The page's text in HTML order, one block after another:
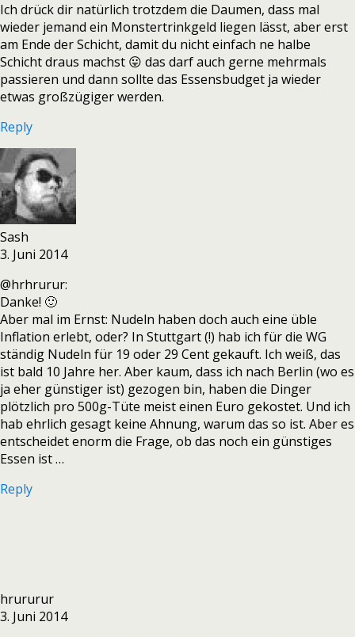
Ich drück dir natürlich trotzdem die Daumen, dass mal
wieder jemand ein Monstertrinkgeld liegen lässt, aber erst
am Ende der Schicht, damit du nicht einfach ne halbe
Schicht draus machst 😛 das darf auch gerne mehrmals
passieren und dann sollte das Essensbudget ja wieder
etwas großzügiger werden.
Reply
Sash
3. Juni 2014
@hrhrurur:
Danke! 🙂
Aber mal im Ernst: Nudeln haben doch auch eine üble
Inflation erlebt, oder? In Stuttgart (!) hab ich für die WG
ständig Nudeln für 19 oder 29 Cent gekauft. Ich weiß, das
ist bald 10 Jahre her. Aber kaum, dass ich nach Berlin (wo es
ja eher günstiger ist) gezogen bin, haben die Dinger
plötzlich pro 500g-Tüte meist einen Euro gekostet. Und ich
hab ehrlich gesagt keine Ahnung, warum das so ist. Aber es
entscheidet enorm die Frage, ob das noch ein günstiges
Essen ist …
Reply
hrururur
3. Juni 2014